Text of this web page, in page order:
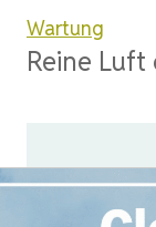
Wartung
Reine